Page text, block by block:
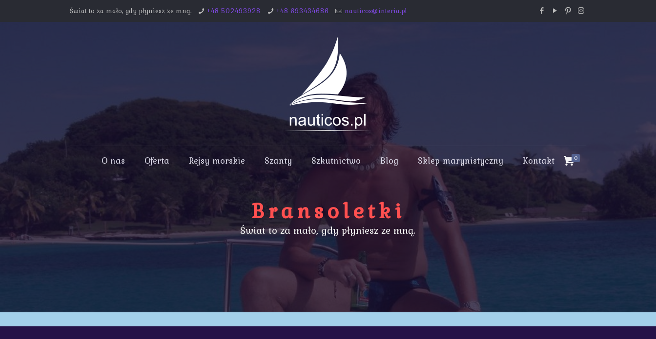
Świat to za mało, gdy płyniesz ze mną. +48 502493928 +48 693434686 nauticos@interia.pl
O nas Oferta Rejsy morskie Szanty Szkutnictwo Blog Sklep marynistyczny Kontakt 0
Bransoletki
Świat to za mało, gdy płyniesz ze mną.